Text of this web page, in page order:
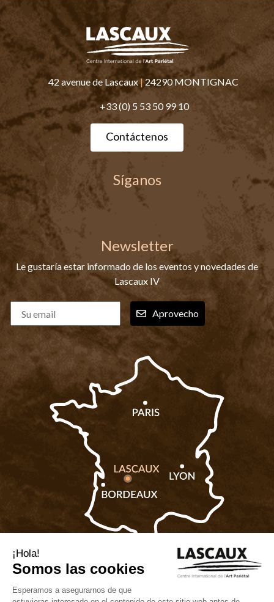
42 avenue de Lascaux|24290 MONTIGNAC
+33 (0) 5 53 50 99 10
Contáctenos
Síganos
Newsletter
Le gustaría estar informado de los eventos y novedades de
Lascaux IV
Aprovecho